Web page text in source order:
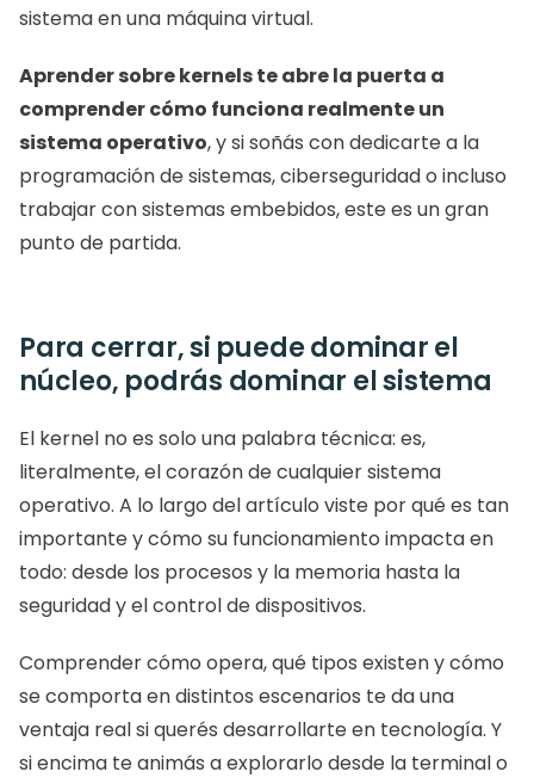
sistema en una máquina virtual.
Aprender sobre kernels te abre la puerta a
comprender cómo funciona realmente un
sistema operativo, y si soñás con dedicarte a la
programación de sistemas, ciberseguridad o incluso
trabajar con sistemas embebidos, este es un gran
punto de partida.
Para cerrar, si puede dominar el
núcleo, podrás dominar el sistema
El kernel no es solo una palabra técnica: es,
literalmente, el corazón de cualquier sistema
operativo. A lo largo del artículo viste por qué es tan
importante y cómo su funcionamiento impacta en
todo: desde los procesos y la memoria hasta la
seguridad y el control de dispositivos.
Comprender cómo opera, qué tipos existen y cómo
se comporta en distintos escenarios te da una
ventaja real si querés desarrollarte en tecnología. Y
si encima te animás a explorarlo desde la terminal o